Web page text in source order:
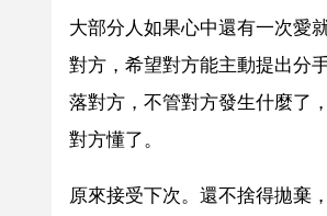
大部分人如果心中還有一次愛
對方，希望對方能主動提出分
落對方，不管對方發生什麼了
對方懂了。
原來接受下次。還不捨得拋棄